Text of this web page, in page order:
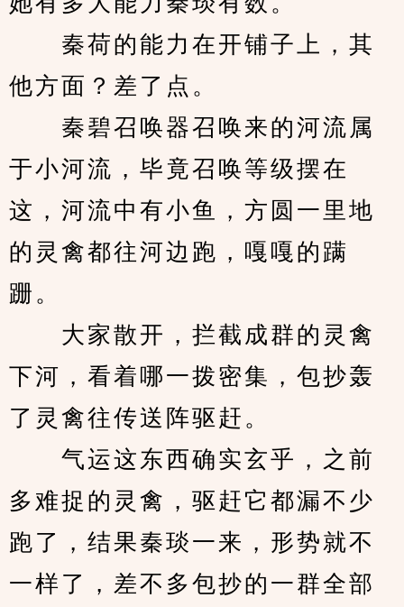
秦荷的能力在开铺子上，其
他方面？差了点。
秦碧召唤器召唤来的河流属
于小河流，毕竟召唤等级摆在
这，河流中有小鱼，方圆一里地
的灵禽都往河边跑，嘎嘎的蹒
跚。
大家散开，拦截成群的灵禽
下河，看着哪一拨密集，包抄轰
了灵禽往传送阵驱赶。
气运这东西确实玄乎，之前
多难捉的灵禽，驱赶它都漏不少
跑了，结果秦琰一来，形势就不
一样了，差不多包抄的一群全部